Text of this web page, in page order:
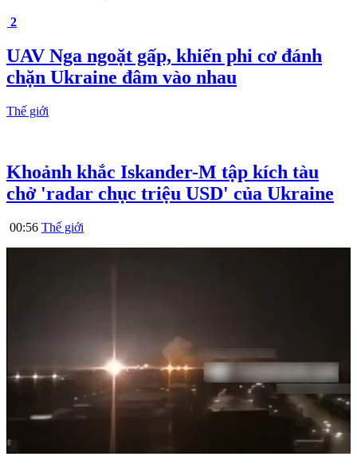
2
UAV Nga ngoặt gấp, khiến phi cơ đánh
chặn Ukraine đâm vào nhau
Thế giới
Khoảnh khắc Iskander-M tập kích tàu
chở 'radar chục triệu USD' của Ukraine
00:56 Thế giới